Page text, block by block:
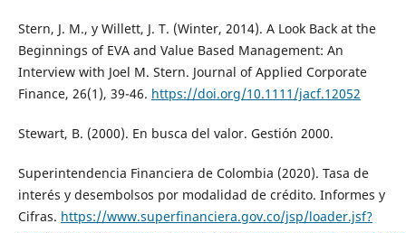
Stern, J. M., y Willett, J. T. (Winter, 2014). A Look Back at the
Beginnings of EVA and Value Based Management: An
Interview with Joel M. Stern. Journal of Applied Corporate
Finance, 26(1), 39-46. https://doi.org/10.1111/jacf.12052
Stewart, B. (2000). En busca del valor. Gestión 2000.
Superintendencia Financiera de Colombia (2020). Tasa de
interés y desembolsos por modalidad de crédito. Informes y
Cifras. https://www.superfinanciera.gov.co/jsp/loader.jsf?